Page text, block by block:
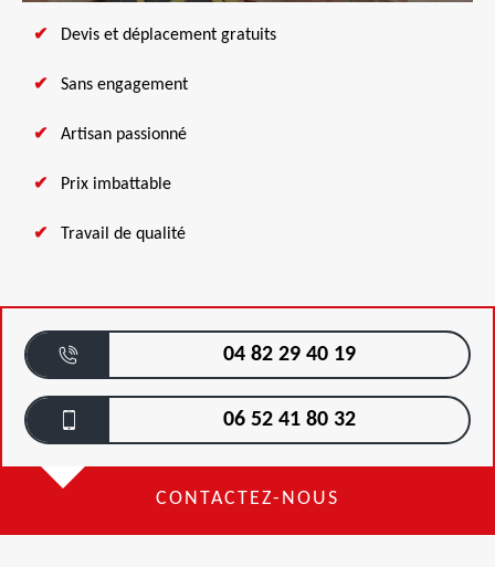
Devis et déplacement gratuits
Sans engagement
Artisan passionné
Prix imbattable
Travail de qualité
04 82 29 40 19
06 52 41 80 32
CONTACTEZ-NOUS